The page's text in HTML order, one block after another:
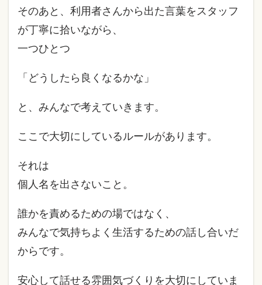
そのあと、利用者さんから出た言葉をスタッフ
が丁寧に拾いながら、
一つひとつ
「どうしたら良くなるかな」
と、みんなで考えていきます。
ここで大切にしているルールがあります。
それは
個人名を出さないこと。
誰かを責めるための場ではなく、
みんなで気持ちよく生活するための話し合いだ
からです。
安心して話せる雰囲気づくりを大切にしていま